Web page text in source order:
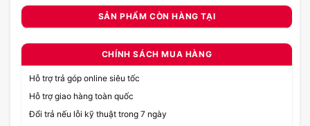
SẢN PHẨM CÒN HÀNG TẠI
CHÍNH SÁCH MUA HÀNG
Hỗ trợ trả góp online siêu tốc
Hỗ trợ giao hàng toàn quốc
Đổi trả nếu lỗi kỹ thuật trong 7 ngày